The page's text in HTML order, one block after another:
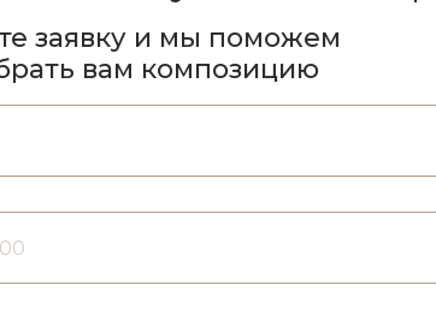
заявку и мы поможем
вам композицию